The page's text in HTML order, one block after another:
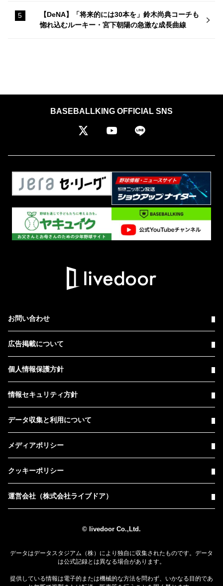
【DeNA】「将来的には30本を」鈴木尚典コーチも
惚れ込むルーキー・宮下朝陽の急激な成長曲線
BASEBALLKING OFFICIAL SNS
お問い合わせ
広告掲載について
個人情報保護方針
情報セキュリティ方針
データ収集と利用について
メディアポリシー
クッキーポリシー
運営会社（株式会社ライブドア）
© livedoor Co.,Ltd.
データはデータスタジアム（株）により独自に収集されたものです。データ
は公式記録とは異なる場合があります。
提供している情報は電子的または機械的な方法を問わず、いかなる目的であ